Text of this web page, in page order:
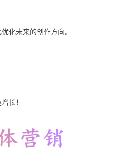
化未来的创作方向。
长！